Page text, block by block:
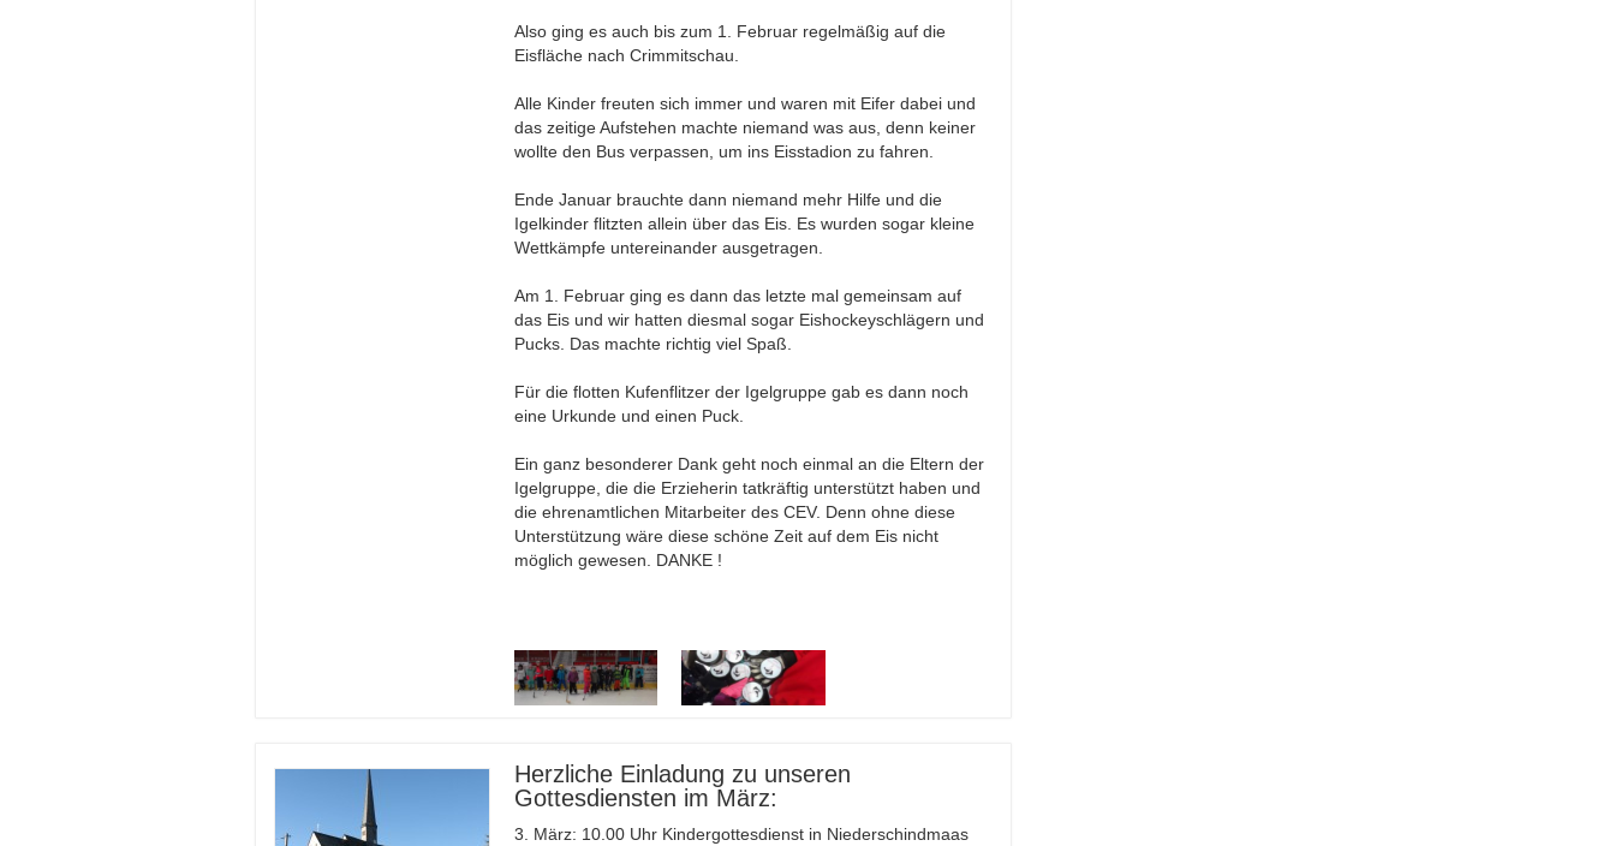
Also ging es auch bis zum 1. Februar regelmäßig auf die
Eisfläche nach Crimmitschau.
Alle Kinder freuten sich immer und waren mit Eifer dabei und
das zeitige Aufstehen machte niemand was aus, denn keiner
wollte den Bus verpassen, um ins Eisstadion zu fahren.
Ende Januar brauchte dann niemand mehr Hilfe und die
Igelkinder flitzten allein über das Eis. Es wurden sogar kleine
Wettkämpfe untereinander ausgetragen.
Am 1. Februar ging es dann das letzte mal gemeinsam auf
das Eis und wir hatten diesmal sogar Eishockeyschlägern und
Pucks. Das machte richtig viel Spaß.
Für die flotten Kufenflitzer der Igelgruppe gab es dann noch
eine Urkunde und einen Puck.
Ein ganz besonderer Dank geht noch einmal an die Eltern der
Igelgruppe, die die Erzieherin tatkräftig unterstützt haben und
die ehrenamtlichen Mitarbeiter des CEV. Denn ohne diese
Unterstützung wäre diese schöne Zeit auf dem Eis nicht
möglich gewesen. DANKE !
Herzliche Einladung zu unseren
Gottesdiensten im März:
3. März: 10.00 Uhr Kindergottesdienst in Niederschindmaas